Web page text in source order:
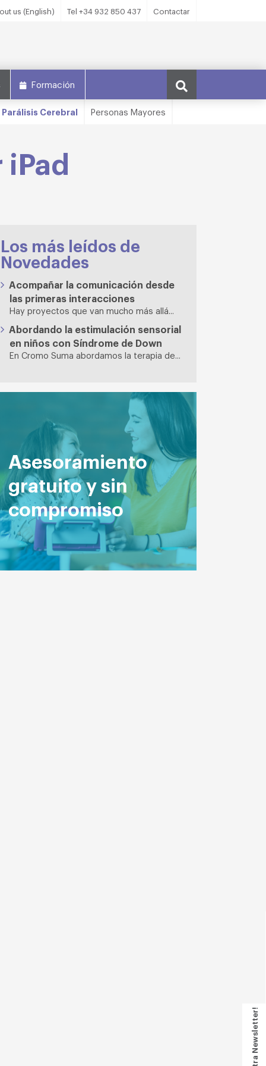
us (English) Tel +34 932 850 437 Contactar
Formación
Parálisis Cerebral Personas Mayores
Los más leídos de
Novedades
Acompañar la comunicación desde
las primeras interacciones
Hay proyectos que van mucho más allá...
Abordando la estimulación sensorial
en niños con Síndrome de Down
En Cromo Suma abordamos la terapia de...
Asesoramiento
gratuito y sin
compromiso